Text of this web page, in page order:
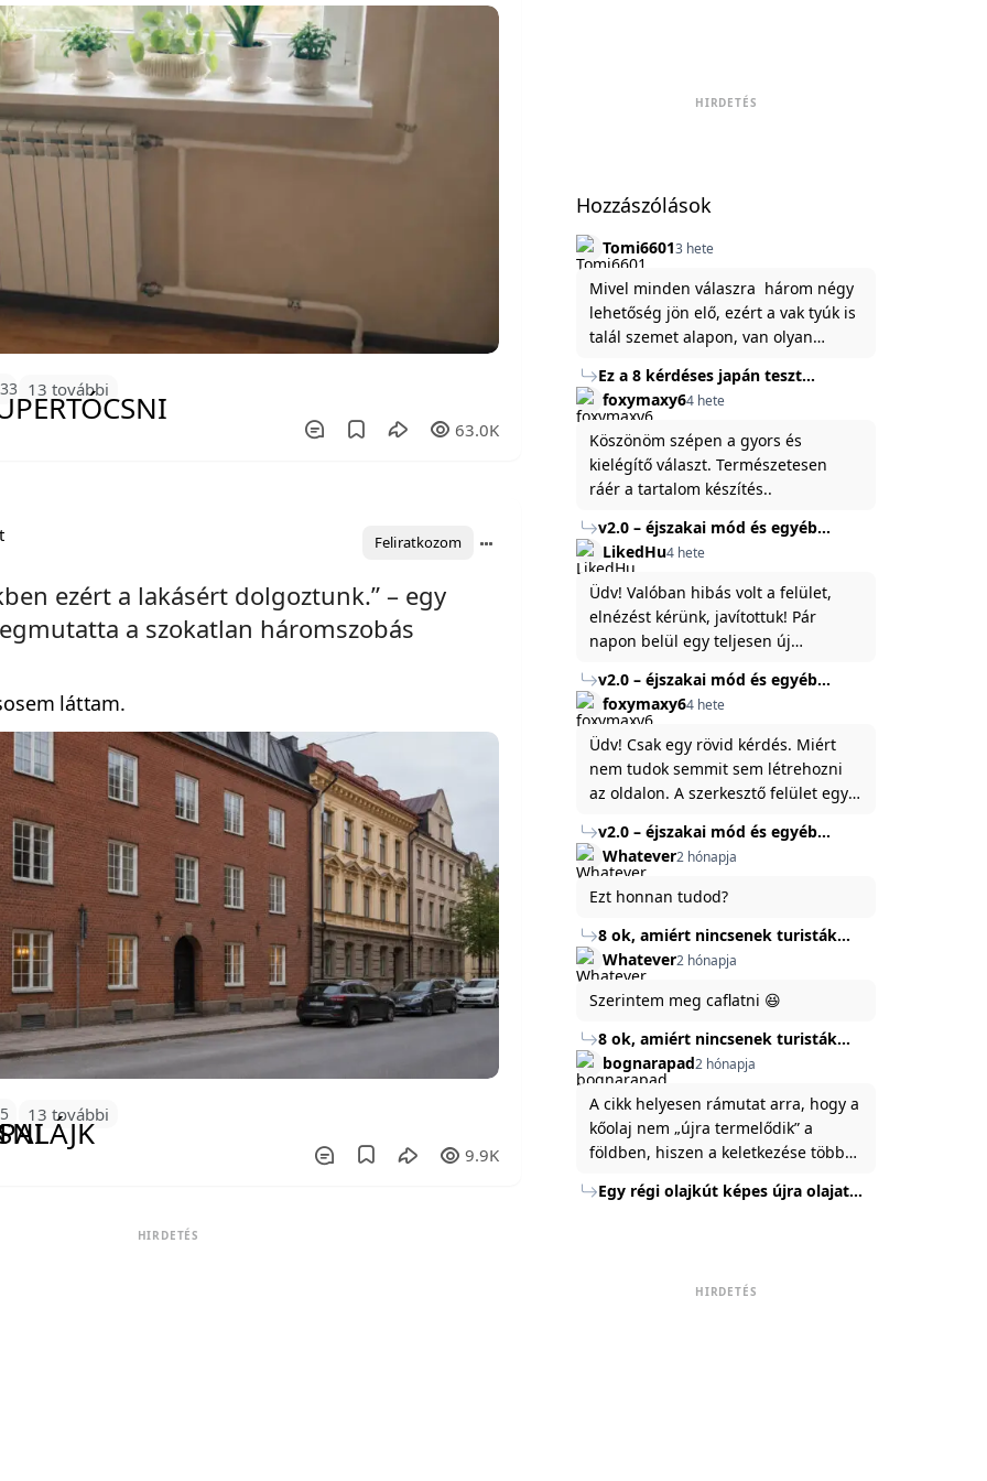
13 további
63.0K
Feliratkozom
ezért a lakásért dolgoztunk.” – egy
a szokatlan háromszobás
láttam.
13 további
9.9K
HIRDETÉS
HIRDETÉS
Hozzászólások
Tomi66013 hete
Mivel minden válaszra három négy
lehetőség jön elő, ezért a vak tyúk is
talál szemet alapon, van olyan
Ez a 8 kérdéses japán teszt
hibátlanul feltárja az igazságot
rólad
foxymaxy64 hete
Köszönöm szépen a gyors és
kielégítő választ. Természetesen
ráér a tartalom készítés..
v2.0 – éjszakai mód és egyéb
fejlesztések
LikedHu4 hete
Üdv! Valóban hibás volt a felület,
elnézést kérünk, javítottuk! Pár
napon belül egy teljesen új
weboldal legújabb, 3.0-ás verzióját,
és vélhetően ez zavart be kicsit.Egy
baráti megjegyzés: ha nem fontos
és tud várni néhány napot a
tartalom, amit készíteni
szeretnél, inkább várj néhány napot,
mert ég és föld lesz a különbség a
jelenlegi rendszer és az új között -
legfőképpen egyébként épp
tartalomkészítési szempontból! :)
v2.0 – éjszakai mód és egyéb
fejlesztések
foxymaxy64 hete
Üdv! Csak egy rövid kérdés. Miért
nem tudok semmit sem létrehozni
az oldalon. A szerkesztő felület egy
Köszönöm ha válaszoltok.
v2.0 – éjszakai mód és egyéb
fejlesztések
Whatever2 hónapja
Ezt honnan tudod?
8 ok, amiért nincsenek turisták
Törökország Fekete-tenger felőli
partján
Whatever2 hónapja
Szerintem meg caflatni 😆
8 ok, amiért nincsenek turisták
Törökország Fekete-tenger felőli
partján
bognarapad2 hónapja
A cikk helyesen rámutat arra, hogy a
kőolaj nem „újra termelődik” a
földben, hiszen a keletkezése több
Energiaügyi Minisztériuma szerint a
nyomáskülönbség kiegyenlítődik,
Egy régi olajkút képes újra olajat
HIRDETÉS